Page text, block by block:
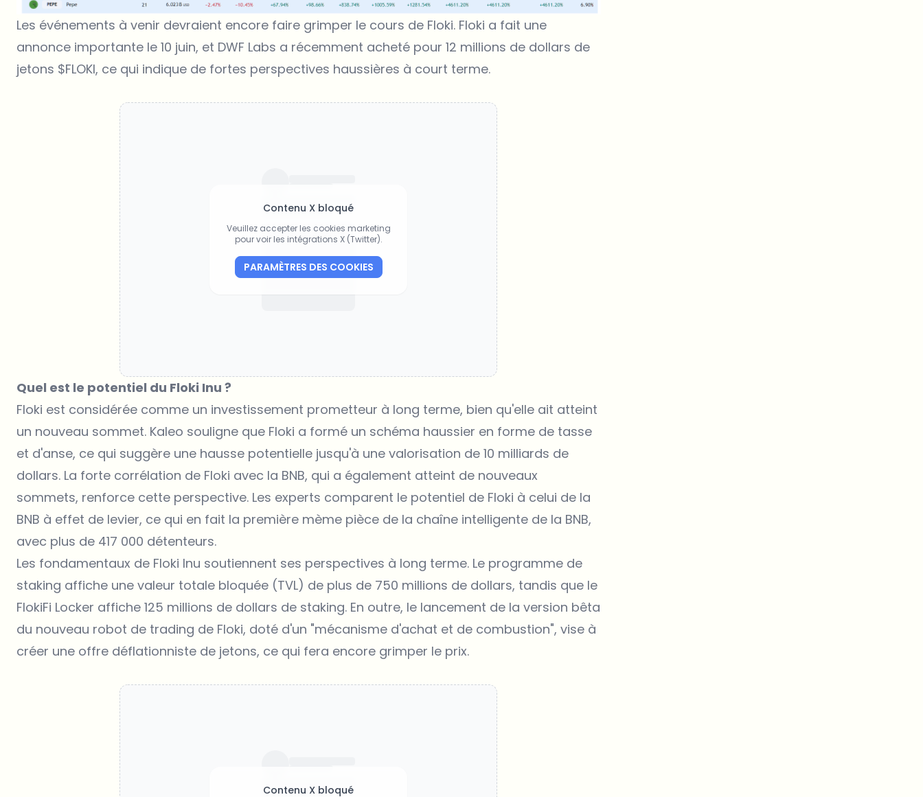
Les événements à venir devraient encore faire grimper le cours de Floki. Floki a fait une
annonce importante le 10 juin, et DWF Labs a récemment acheté pour 12 millions de dollars de
jetons $FLOKI, ce qui indique de fortes perspectives haussières à court terme.
Contenu X bloqué
Veuillez accepter les cookies marketing
pour voir les intégrations X (Twitter).
PARAMÈTRES DES COOKIES
Quel est le potentiel du Floki Inu ?
Floki est considérée comme un investissement prometteur à long terme, bien qu'elle ait atteint
un nouveau sommet. Kaleo souligne que Floki a formé un schéma haussier en forme de tasse
et d'anse, ce qui suggère une hausse potentielle jusqu'à une valorisation de 10 milliards de
dollars. La forte corrélation de Floki avec la BNB, qui a également atteint de nouveaux
sommets, renforce cette perspective. Les experts comparent le potentiel de Floki à celui de la
BNB à effet de levier, ce qui en fait la première mème pièce de la chaîne intelligente de la BNB,
avec plus de 417 000 détenteurs.
Les fondamentaux de Floki Inu soutiennent ses perspectives à long terme. Le programme de
staking affiche une valeur totale bloquée (TVL) de plus de 750 millions de dollars, tandis que le
FlokiFi Locker affiche 125 millions de dollars de staking. En outre, le lancement de la version bêta
du nouveau robot de trading de Floki, doté d'un "mécanisme d'achat et de combustion", vise à
créer une offre déflationniste de jetons, ce qui fera encore grimper le prix.
Contenu X bloqué